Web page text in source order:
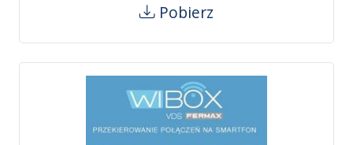
Pobierz